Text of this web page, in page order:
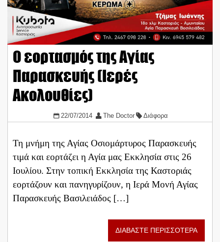
Ο εορτασμός της Αγίας
Παρασκευής (Ιερές
Ακολουθίες)
22/07/2014 The Doctor Διάφορα
Τη μνήμη της Αγίας Οσιομάρτυρος Παρασκευής
τιμά και εορτάζει η Αγία μας Εκκλησία στις 26
Ιουλίου. Στην τοπική Εκκλησία της Καστοριάς
εορτάζουν και πανηγυρίζουν, η Ιερά Μονή Αγίας
Παρασκευής Βασιλειάδος […]
ΔΙΑΒΑΣΤΕ ΠΕΡΙΣΣΟΤΕΡΑ